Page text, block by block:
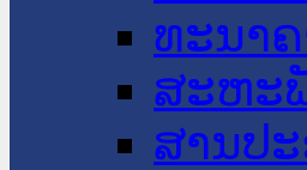
ທະນາ
ສະຫະ
ສານປ